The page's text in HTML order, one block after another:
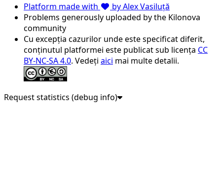
Platform made with
by Alex Vasiluță
Problems generously uploaded by the Kilonova
community
Cu excepția cazurilor unde este specificat diferit,
conținutul platformei este publicat sub licența CC
BY-NC-SA 4.0. Vedeți aici mai multe detalii.
Request statistics (debug info)